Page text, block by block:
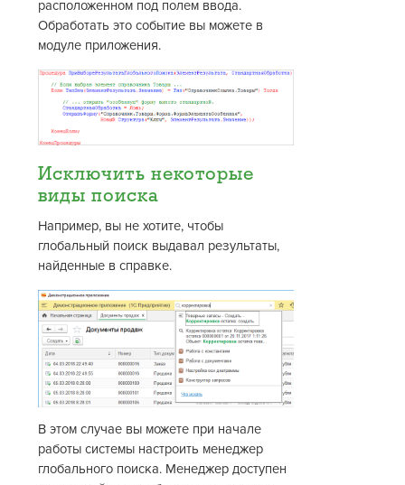
расположенном под полем ввода.
Обработать это событие вы можете в
модуле приложения.
Исключить некоторые
виды поиска
Например, вы не хотите, чтобы
глобальный поиск выдавал результаты,
найденные в справке.
В этом случае вы можете при начале
работы системы настроить менеджер
глобального поиска. Менеджер доступен